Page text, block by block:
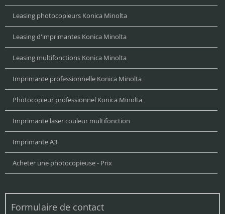
Leasing photocopieurs Konica Minolta
Leasing d'imprimantes Konica Minolta
Leasing multifonctions Konica Minolta
Imprimante professionnelle Konica Minolta
Photocopieur professionnel Konica Minolta
Imprimante laser couleur multifonction
Imprimante A3
Acheter une photocopieuse - Prix
Formulaire de contact